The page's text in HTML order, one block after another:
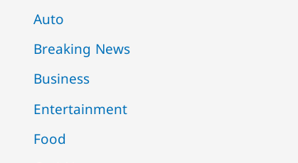
Auto
Breaking News
Business
Entertainment
Food